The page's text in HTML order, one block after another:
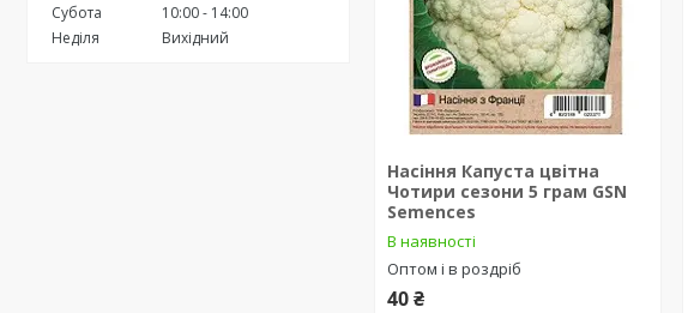
Субота
10:00
14:00
Неділя
Вихідний
Насіння Капуста цвітна
Чотири сезони 5 грам GSN
Semences
В наявності
Оптом і в роздріб
40 ₴